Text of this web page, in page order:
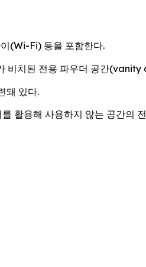
(Wi-Fi) 등을 포함한다.
비치된 전용 파우더 공간
돼 있다.
활용해 사용하지 않는 공간의